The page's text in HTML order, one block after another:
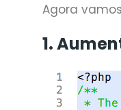
Agora
1.